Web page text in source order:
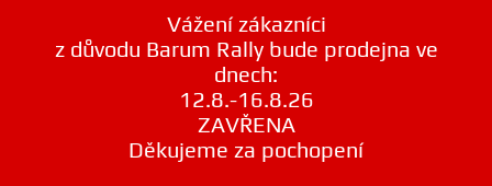
Vážení zákazníci
z důvodu Barum Rally bude prodejna ve
dnech:
12.8.-16.8.26
ZAVŘENA
Děkujeme za pochopení